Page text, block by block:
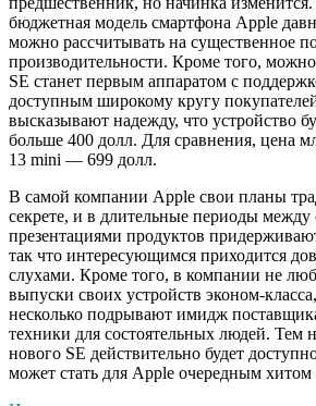
бюджетная модель смартфона Apple
можно рассчитывать на существенное
производительности. Кроме того,
SE станет первым аппаратом с
доступным широкому кругу
высказывают надежду, что устройство
больше 400 долл. Для сравнения, цена
13 mini — 699 долл.
В самой компании Apple свои планы
секрете, и в длительные периоды
презентациями продуктов
так что интересующимся приходится
слухами. Кроме того, в компании не
выпуски своих устройств эконом-
несколько подрывают имидж
техники для состоятельных людей. Тем
нового SE действительно будет
может стать для Apple очередным